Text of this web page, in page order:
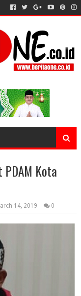
Kota
14, 2019 0